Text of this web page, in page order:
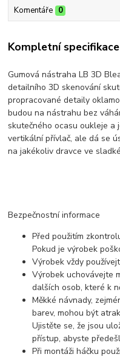
Komentáře 0
Kompletní specifikace
Gumová nástraha LB 3D
detailního 3D skenování
propracované detaily
budou na nástrahu bez
skutečného ocasu oukleje a
vertikální přívlač, ale dá se
na jakékoliv dravce ve
Bezpečnostní informace
Před použitím
Pokud je výrobek
Výrobek vždy
Výrobek uchovávejte
dalších osob, které k
Měkké návnady,
barev, mohou být
Ujistěte se, že jsou
přístup, abyste
Při montáži háčku